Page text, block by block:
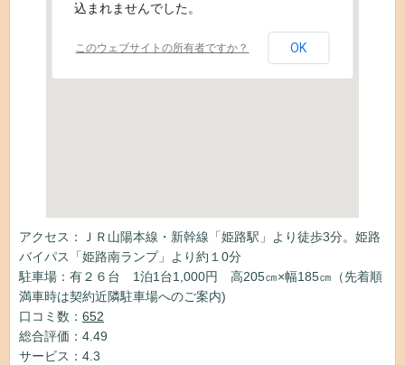
込まれませんでした。
このウェブサイトの所有者ですか？ OK
アクセス：ＪＲ山陽本線・新幹線「姫路駅」より徒歩3分。姫路
バイパス「姫路南ランプ」より約１0分
駐車場：有２６台 1泊1台1,000円 高205㎝×幅185㎝（先着順
満車時は契約近隣駐車場へのご案内)
口コミ数： 652
総合評価：4.49
サービス：4.3